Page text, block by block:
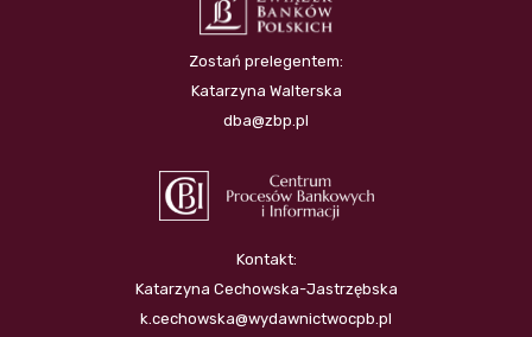
Zostań prelegentem:
Katarzyna Walterska
dba@zbp.pl
Kontakt:
Katarzyna Cechowska-Jastrzębska
k.cechowska@wydawnictwocpb.pl